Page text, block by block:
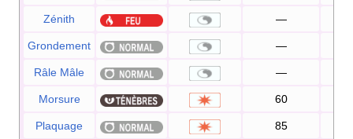
Zénith —
Grondement —
Râle Mâle —
Morsure 60
Plaquage 85